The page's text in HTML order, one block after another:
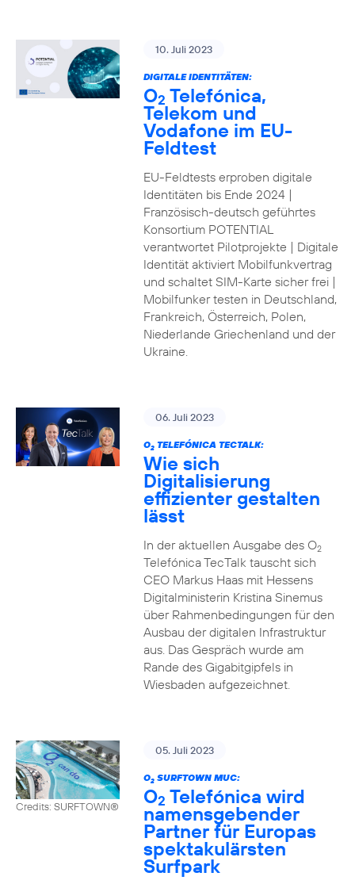
10. Juli 2023
DIGITALE IDENTITÄTEN:
O2 Telefónica,
Telekom und
Vodafone im EU-
Feldtest
EU-Feldtests erproben digitale
Identitäten bis Ende 2024 |
Französisch-deutsch geführtes
Konsortium POTENTIAL
verantwortet Pilotprojekte | Digitale
Identität aktiviert Mobilfunkvertrag
und schaltet SIM-Karte sicher frei |
Mobilfunker testen in Deutschland,
Frankreich, Österreich, Polen,
Niederlande Griechenland und der
Ukraine.
06. Juli 2023
O2TELEFÓNICA TECTALK:
Wie sich
Digitalisierung
effizienter gestalten
lässt
In der aktuellen Ausgabe des O2
Telefónica TecTalk tauscht sich
CEO Markus Haas mit Hessens
Digitalministerin Kristina Sinemus
über Rahmenbedingungen für den
Ausbau der digitalen Infrastruktur
aus. Das Gespräch wurde am
Rande des Gigabitgipfels in
Wiesbaden aufgezeichnet.
Credits: SURFTOWN®
05. Juli 2023
O2SURFTOWN MUC:
O2 Telefónica wird
namensgebender
Partner für Europas
spektakulärsten
Surfpark